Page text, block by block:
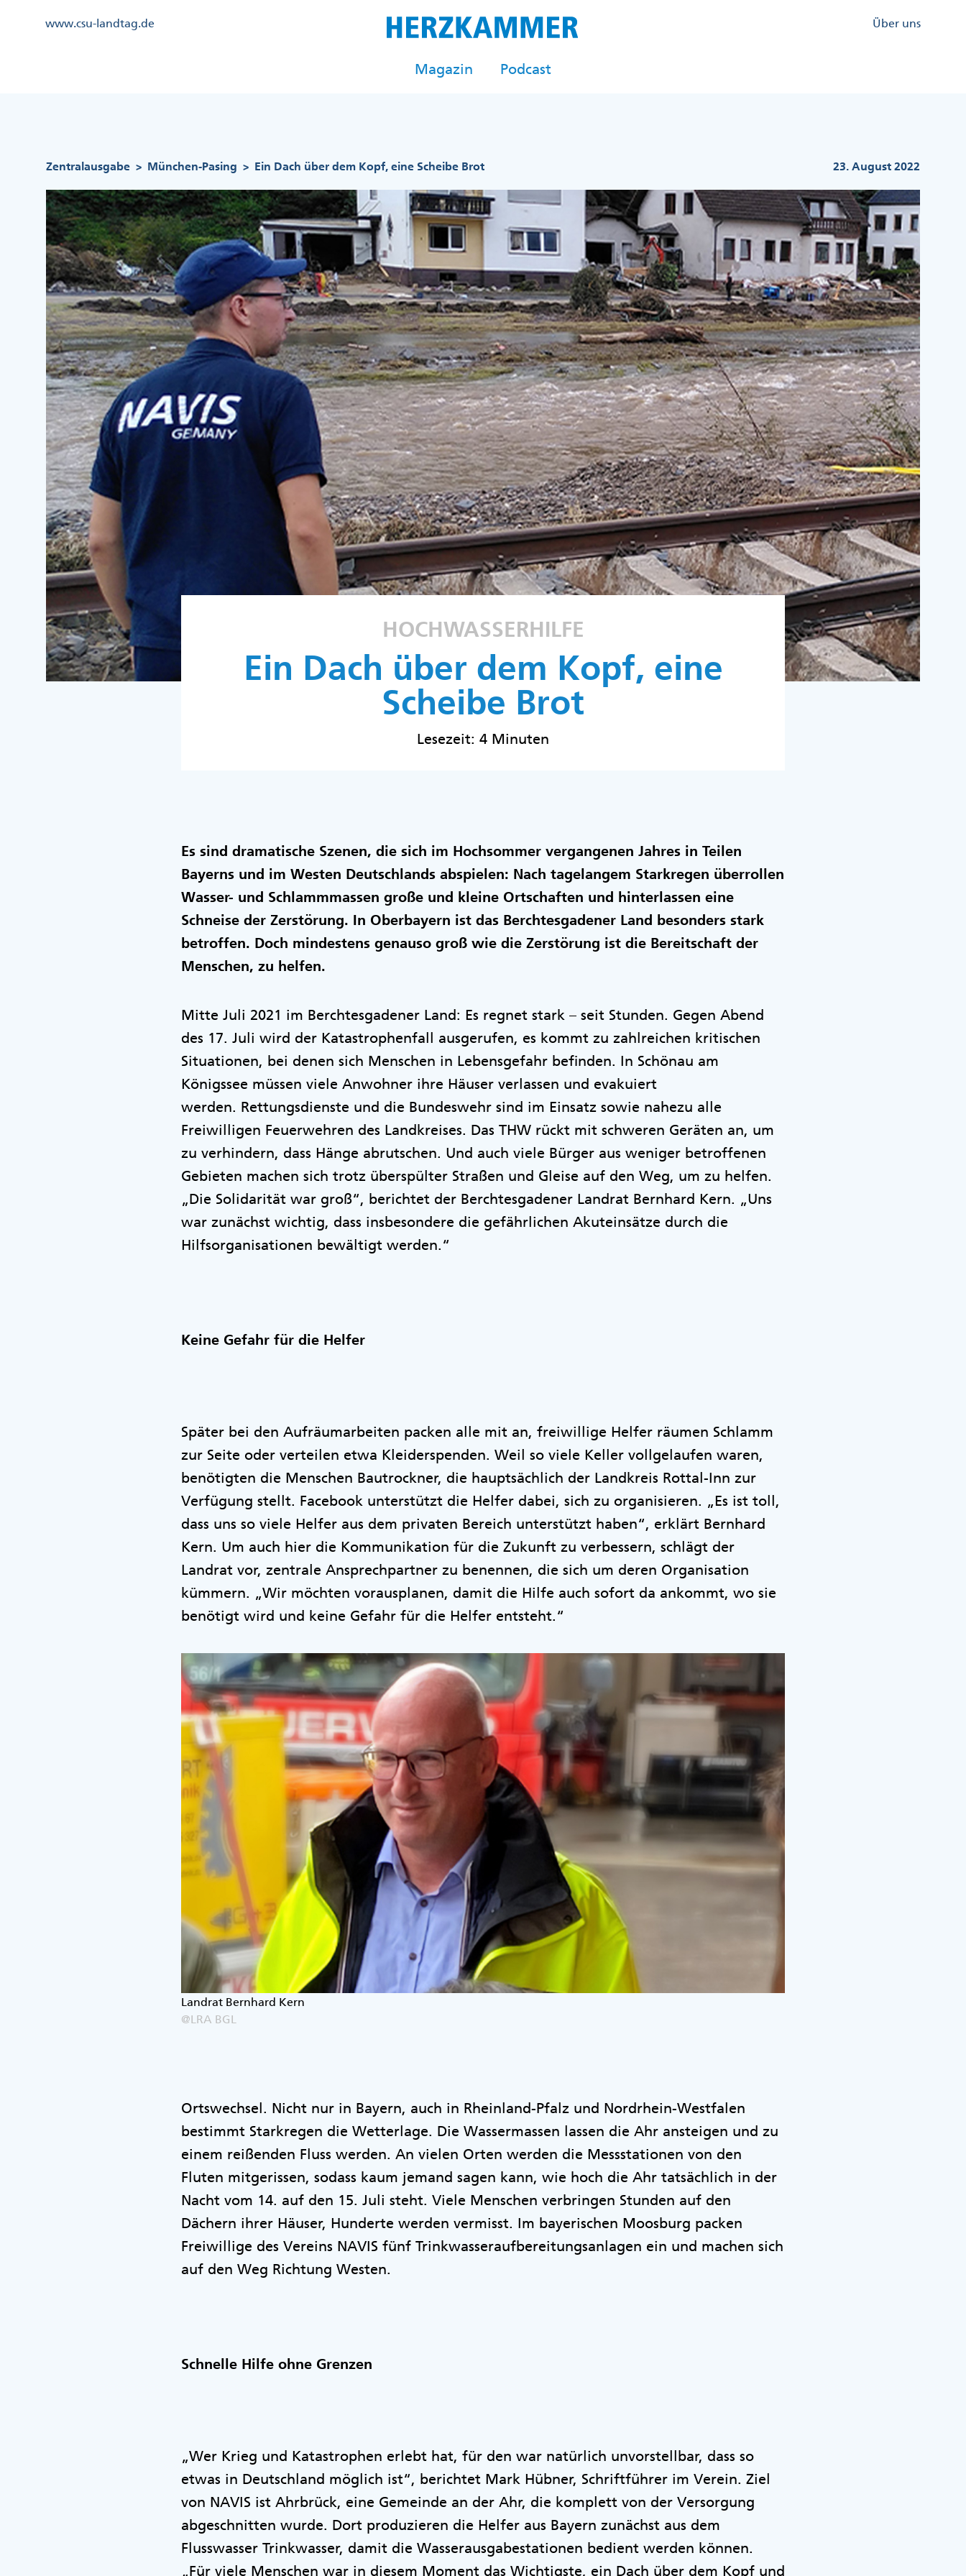
Kopfzeile
www.csu-landtag.de
Kopfzeile
Über uns
Magazin Podcast
Zentralausgabe > München-Pasing > Ein Dach über dem Kopf, eine Scheibe Brot 23. August 2022
HOCHWASSERHILFE
Ein Dach über dem Kopf, eine
Scheibe Brot
Lesezeit: 4 Minuten
Es sind dramatische Szenen, die sich im Hochsommer vergangenen Jahres in Teilen
Bayerns und im Westen Deutschlands abspielen: Nach tagelangem Starkregen überrollen
Wasser- und Schlammmassen große und kleine Ortschaften und hinterlassen eine
Schneise der Zerstörung. In Oberbayern ist das Berchtesgadener Land besonders stark
betroffen. Doch mindestens genauso groß wie die Zerstörung ist die Bereitschaft der
Menschen, zu helfen.
Mitte Juli 2021 im Berchtesgadener Land: Es regnet stark – seit Stunden. Gegen Abend
des 17. Juli wird der Katastrophenfall ausgerufen, es kommt zu zahlreichen kritischen
Situationen, bei denen sich Menschen in Lebensgefahr befinden. In Schönau am
Königssee müssen viele Anwohner ihre Häuser verlassen und evakuiert
werden. Rettungsdienste und die Bundeswehr sind im Einsatz sowie nahezu alle
Freiwilligen Feuerwehren des Landkreises. Das THW rückt mit schweren Geräten an, um
zu verhindern, dass Hänge abrutschen. Und auch viele Bürger aus weniger betroffenen
Gebieten machen sich trotz überspülter Straßen und Gleise auf den Weg, um zu helfen.
„Die Solidarität war groß“, berichtet der Berchtesgadener Landrat Bernhard Kern. „Uns
war zunächst wichtig, dass insbesondere die gefährlichen Akuteinsätze durch die
Hilfsorganisationen bewältigt werden.“
Keine Gefahr für die Helfer
Später bei den Aufräumarbeiten packen alle mit an, freiwillige Helfer räumen Schlamm
zur Seite oder verteilen etwa Kleiderspenden. Weil so viele Keller vollgelaufen waren,
benötigten die Menschen Bautrockner, die hauptsächlich der Landkreis Rottal-Inn zur
Verfügung stellt. Facebook unterstützt die Helfer dabei, sich zu organisieren. „Es ist toll,
dass uns so viele Helfer aus dem privaten Bereich unterstützt haben“, erklärt Bernhard
Kern. Um auch hier die Kommunikation für die Zukunft zu verbessern, schlägt der
Landrat vor, zentrale Ansprechpartner zu benennen, die sich um deren Organisation
kümmern. „Wir möchten vorausplanen, damit die Hilfe auch sofort da ankommt, wo sie
benötigt wird und keine Gefahr für die Helfer entsteht.“
Landrat Bernhard Kern
@LRA BGL
Ortswechsel. Nicht nur in Bayern, auch in Rheinland-Pfalz und Nordrhein-Westfalen
bestimmt Starkregen die Wetterlage. Die Wassermassen lassen die Ahr ansteigen und zu
einem reißenden Fluss werden. An vielen Orten werden die Messstationen von den
Fluten mitgerissen, sodass kaum jemand sagen kann, wie hoch die Ahr tatsächlich in der
Nacht vom 14. auf den 15. Juli steht. Viele Menschen verbringen Stunden auf den
Dächern ihrer Häuser, Hunderte werden vermisst. Im bayerischen Moosburg packen
Freiwillige des Vereins NAVIS fünf Trinkwasseraufbereitungsanlagen ein und machen sich
auf den Weg Richtung Westen.
Schnelle Hilfe ohne Grenzen
„Wer Krieg und Katastrophen erlebt hat, für den war natürlich unvorstellbar, dass so
etwas in Deutschland möglich ist“, berichtet Mark Hübner, Schriftführer im Verein. Ziel
von NAVIS ist Ahrbrück, eine Gemeinde an der Ahr, die komplett von der Versorgung
abgeschnitten wurde. Dort produzieren die Helfer aus Bayern zunächst aus dem
Flusswasser Trinkwasser, damit die Wasserausgabestationen bedient werden können.
„Für viele Menschen war in diesem Moment das Wichtigste, ein Dach über dem Kopf und